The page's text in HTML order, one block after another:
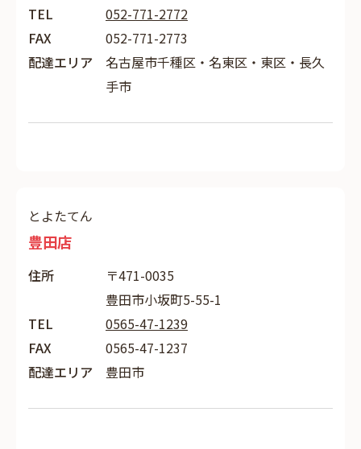
TEL
052-771-2772
FAX
052-771-2773
配達エリア
名古屋市千種区・名東区・東区・長久
手市
とよたてん
豊田店
住所
〒471-0035
豊田市小坂町5-55-1
TEL
0565-47-1239
FAX
0565-47-1237
配達エリア
豊田市